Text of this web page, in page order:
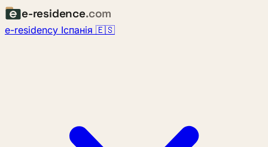
e-residence.com
e-residency Іспанія 🇪🇸